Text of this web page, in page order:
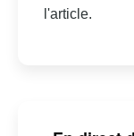
l'article.